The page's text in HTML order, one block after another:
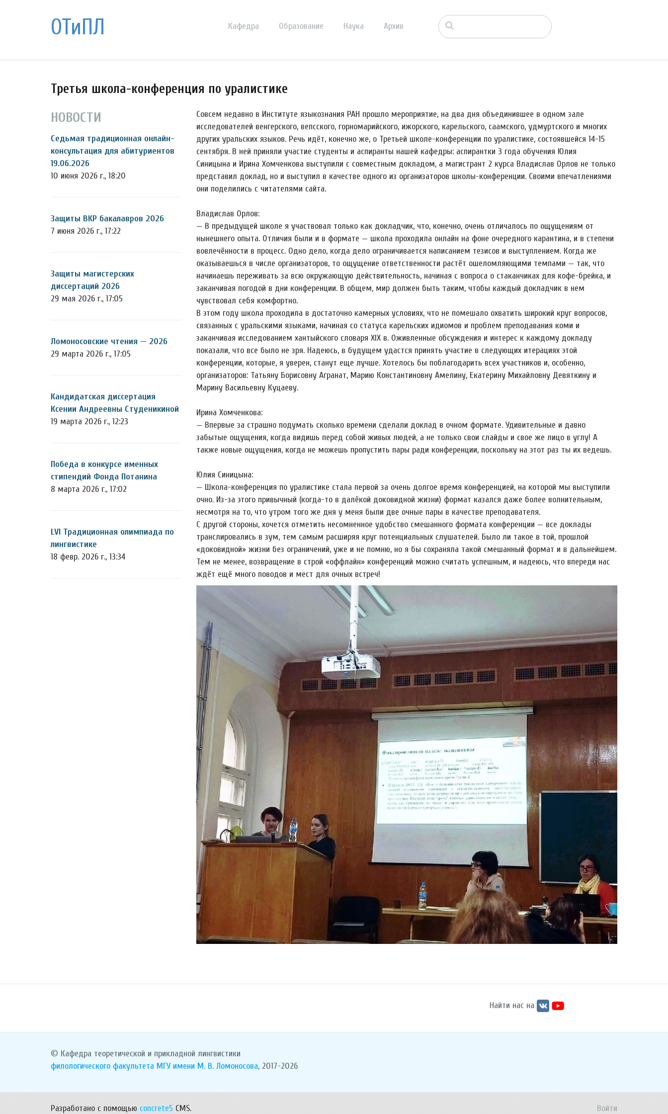
ОТиПЛ Кафедра Образование Наука Архив
Третья школа-конференция по уралистике
НОВОСТИ
Седьмая традиционная онлайн-
консультация для абитуриентов
19.06.2026
10 июня 2026 г., 18:20
Защиты ВКР бакалавров 2026
7 июня 2026 г., 17:22
Защиты магистерских
диссертаций 2026
29 мая 2026 г., 17:05
Ломоносовские чтения — 2026
29 марта 2026 г., 17:05
Кандидатская диссертация
Ксении Андреевны Студеникиной
19 марта 2026 г., 12:23
Победа в конкурсе именных
стипендий Фонда Потанина
8 марта 2026 г., 17:02
LVI Традиционная олимпиада по
лингвистике
18 февр. 2026 г., 13:34
Совсем недавно в Институте языкознания РАН прошло мероприятие, на два дня объединившее в одном зале
исследователей венгерского, вепсского, горномарийского, ижорского, карельского, саамского, удмуртского и многих
других уральских языков. Речь идёт, конечно же, о Третьей школе-конференции по уралистике, состоявшейся 14-15
сентября. В ней приняли участие студенты и аспиранты нашей кафедры: аспирантки 3 года обучения Юлия
Синицына и Ирина Хомченкова выступили с совместным докладом, а магистрант 2 курса Владислав Орлов не только
представил доклад, но и выступил в качестве одного из организаторов школы-конференции. Своими впечатлениями
они поделились с читателями сайта.
Владислав Орлов:
— В предыдущей школе я участвовал только как докладчик, что, конечно, очень отличалось по ощущениям от
нынешнего опыта. Отличия были и в формате — школа проходила онлайн на фоне очередного карантина, и в степени
вовлечённости в процесс. Одно дело, когда дело ограничивается написанием тезисов и выступлением. Когда же
оказываешься в числе организаторов, то ощущение ответственности растёт ошеломляющими темпами — так, что
начинаешь переживать за всю окружающую действительность, начиная с вопроса о стаканчиках для кофе-брейка, и
заканчивая погодой в дни конференции. В общем, мир должен быть таким, чтобы каждый докладчик в нем
чувствовал себя комфортно.
В этом году школа проходила в достаточно камерных условиях, что не помешало охватить широкий круг вопросов,
связанных с уральскими языками, начиная со статуса карельских идиомов и проблем преподавания коми и
заканчивая исследованием хантыйского словаря XIX в. Оживленные обсуждения и интерес к каждому докладу
показали, что все было не зря. Надеюсь, в будущем удастся принять участие в следующих итерациях этой
конференции, которые, я уверен, станут еще лучше. Хотелось бы поблагодарить всех участников и, особенно,
организаторов: Татьяну Борисовну Агранат, Марию Константиновну Амелину, Екатерину Михайловну Девяткину и
Марину Васильевну Куцаеву.
Ирина Хомченкова:
— Впервые за страшно подумать сколько времени сделали доклад в очном формате. Удивительные и давно
забытые ощущения, когда видишь перед собой живых людей, а не только свои слайды и свое же лицо в углу! А
также новые ощущения, когда не можешь пропустить пары ради конференции, поскольку на этот раз ты их ведешь.
Юлия Синицына:
— Школа-конференция по уралистике стала первой за очень долгое время конференцией, на которой мы выступили
очно. Из-за этого привычный (когда-то в далёкой доковидной жизни) формат казался даже более волнительным,
несмотря на то, что утром того же дня у меня были две очные пары в качестве преподавателя.
С другой стороны, хочется отметить несомненное удобство смешанного формата конференции — все доклады
транслировались в зум, тем самым расширяя круг потенциальных слушателей. Было ли такое в той, прошлой
«доковидной» жизни без ограничений, уже и не помню, но я бы сохраняла такой смешанный формат и в дальнейшем.
Тем не менее, возвращение в строй «оффлайн» конференций можно считать успешным, и надеюсь, что впереди нас
ждёт ещё много поводов и мест для очных встреч!
Найти нас на
© Кафедра теоретической и прикладной лингвистики
филологического факультета МГУ имени М. В. Ломоносова, 2017-2026
Разработано с помощью concrete5 CMS. Войти